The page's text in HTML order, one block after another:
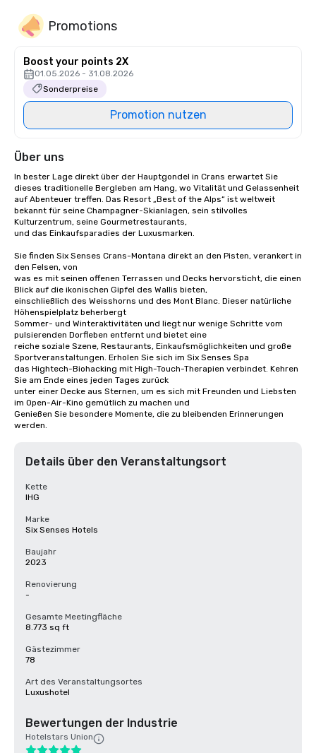
Promotions
Boost your points 2X
01.05.2026 - 31.08.2026
Sonderpreise
Promotion nutzen
Über uns
In bester Lage direkt über der Hauptgondel in Crans erwartet Sie
dieses traditionelle Bergleben am Hang, wo Vitalität und Gelassenheit
auf Abenteuer treffen. Das Resort „Best of the Alps“ ist weltweit
bekannt für seine Champagner-Skianlagen, sein stilvolles
Kulturzentrum, seine Gourmetrestaurants,
und das Einkaufsparadies der Luxusmarken.
Sie finden Six Senses Crans-Montana direkt an den Pisten, verankert in
den Felsen, von
was es mit seinen offenen Terrassen und Decks hervorsticht, die einen
Blick auf die ikonischen Gipfel des Wallis bieten,
einschließlich des Weisshorns und des Mont Blanc. Dieser natürliche
Höhenspielplatz beherbergt
Sommer- und Winteraktivitäten und liegt nur wenige Schritte vom
pulsierenden Dorfleben entfernt und bietet eine
reiche soziale Szene, Restaurants, Einkaufsmöglichkeiten und große
Sportveranstaltungen. Erholen Sie sich im Six Senses Spa
das Hightech-Biohacking mit High-Touch-Therapien verbindet. Kehren
Sie am Ende eines jeden Tages zurück
unter einer Decke aus Sternen, um es sich mit Freunden und Liebsten
im Open-Air-Kino gemütlich zu machen und
Genießen Sie besondere Momente, die zu bleibenden Erinnerungen
werden.
Details über den Veranstaltungsort
Kette
IHG
Marke
Six Senses Hotels
Baujahr
2023
Renovierung
-
Gesamte Meetingfläche
8.773 sq ft
Gästezimmer
78
Art des Veranstaltungsortes
Luxushotel
Bewertungen der Industrie
Hotelstars Union